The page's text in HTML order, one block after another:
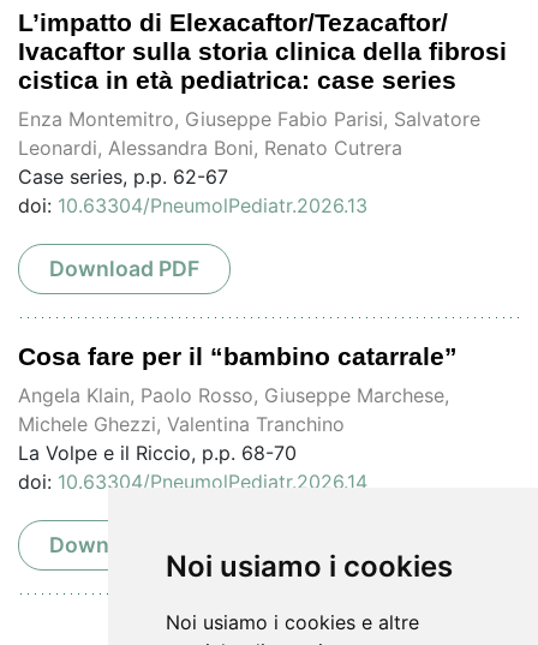
Noi usiamo i cookies
Noi usiamo i cookies e altre
L’impatto di Elexacaftor/Tezacaftor/
Ivacaftor sulla storia clinica della fibrosi
cistica in età pediatrica: case series
Enza Montemitro, Giuseppe Fabio Parisi, Salvatore
Leonardi, Alessandra Boni, Renato Cutrera
Case series, p.p. 62-67
doi: 10.63304/PneumolPediatr.2026.13
Download PDF
Cosa fare per il “bambino catarrale”
Angela Klain, Paolo Rosso, Giuseppe Marchese,
Michele Ghezzi, Valentina Tranchino
La Volpe e il Riccio, p.p. 68-70
doi: 10.63304/PneumolPediatr.2026.14
Download PDF